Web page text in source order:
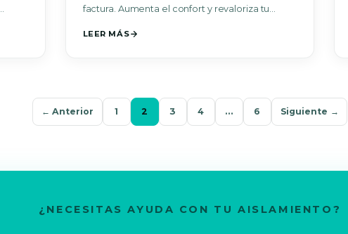
factura. Aumenta el confort y revaloriza tu
LEER MÁS
← Anterior 1 2 3 4 … 6 Siguiente →
¿NECESITAS AYUDA CON TU AISLAMIENTO?